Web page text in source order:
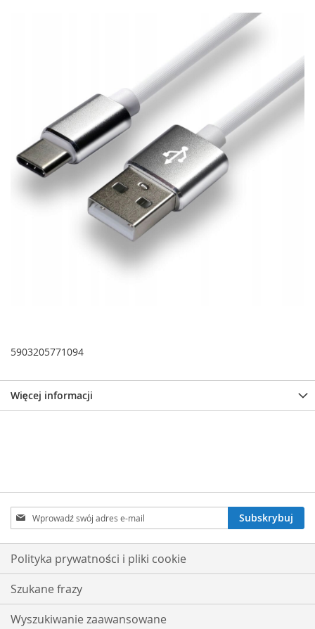
5903205771094
Więcej informacji
Subskrybuj
nasz
newsletter:
Subskrybuj
Polityka prywatności i pliki cookie
Szukane frazy
Wyszukiwanie zaawansowane